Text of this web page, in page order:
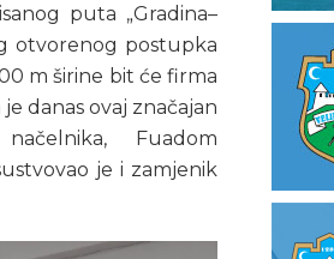
puta „Gradina–
otvorenog postupka
m širine bit će firma
danas ovaj značajan
Fuadom
je i zamjenik